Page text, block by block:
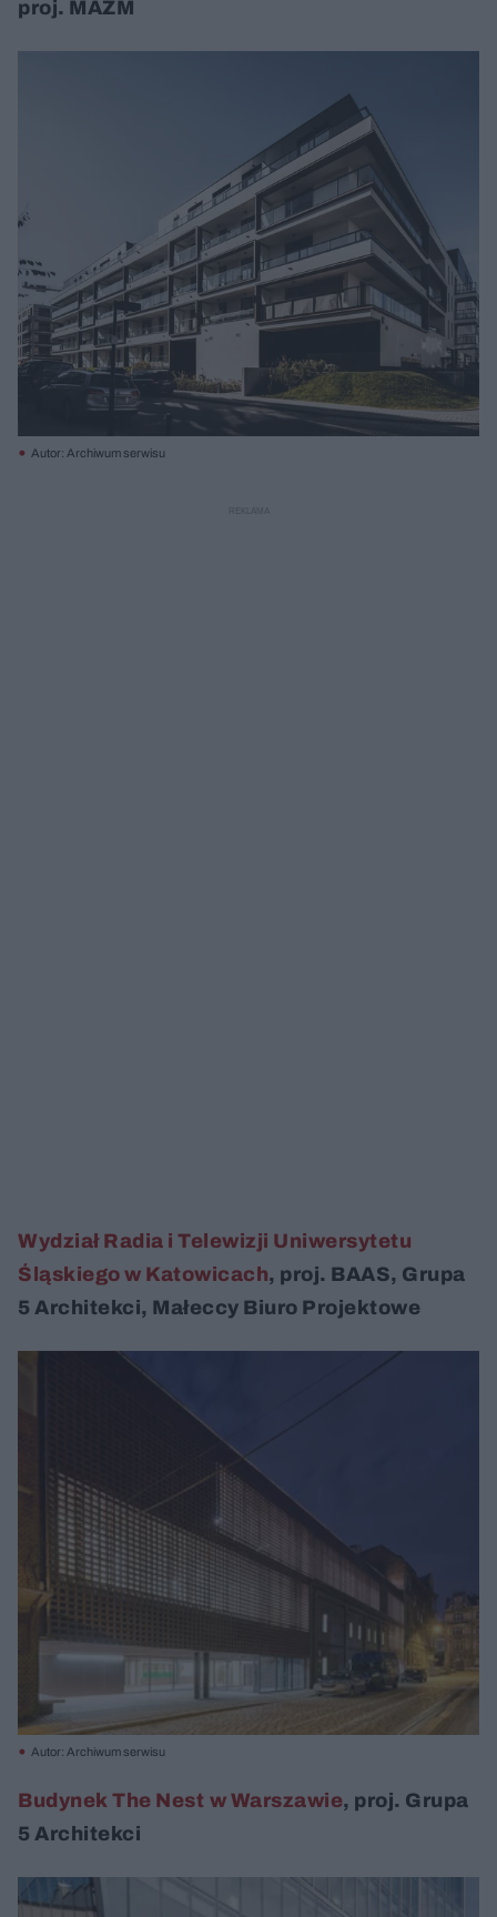
proj. MAZM
Autor: Archiwum serwisu
Wydział Radia i Telewizji Uniwersytetu
Śląskiego w Katowicach, proj. BAAS, Grupa
5 Architekci, Małeccy Biuro Projektowe
Autor: Archiwum serwisu
Budynek The Nest w Warszawie, proj. Grupa
5 Architekci